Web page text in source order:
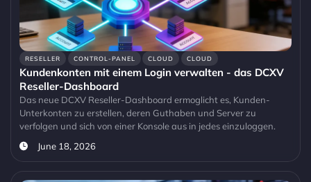
RESELLER CONTROL-PANEL CLOUD CLOUD
Kundenkonten mit einem Login verwalten - das DCXV
Reseller-Dashboard
Das neue DCXV Reseller-Dashboard ermoglicht es, Kunden-
Unterkonten zu erstellen, deren Guthaben und Server zu
verfolgen und sich von einer Konsole aus in jedes einzuloggen.
June 18, 2026